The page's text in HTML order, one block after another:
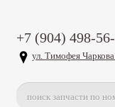
+7 (904) 498-
ул. Тимофея